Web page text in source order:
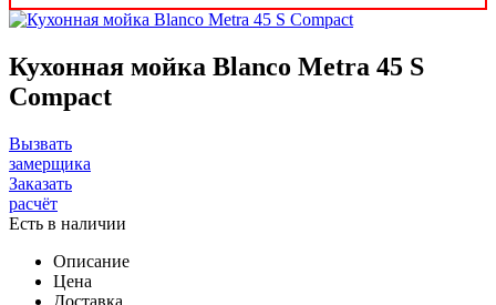
Кухонная мойка Blanco Metra 45 S
Compact
Вызвать
замерщика
Заказать
расчёт
Есть в наличии
Описание
Цена
Доставка